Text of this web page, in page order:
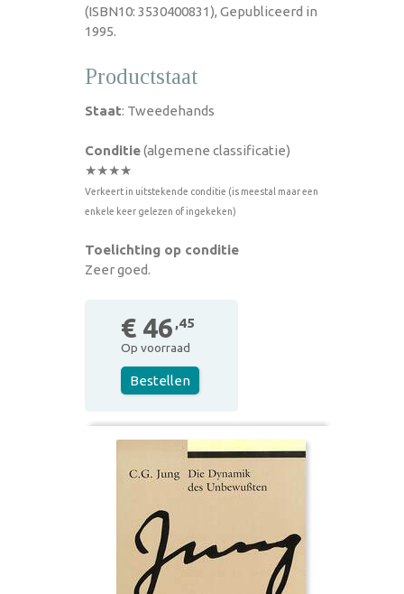
(ISBN10: 3530400831), Gepubliceerd in
1995.
Productstaat
Staat: Tweedehands
Conditie(algemene classificatie)
★★★★
Verkeert in uitstekende conditie (is meestal maar een
enkele keer gelezen of ingekeken)
Toelichting op conditie
Zeer goed.
€ 46 ,45
Op voorraad
Bestellen